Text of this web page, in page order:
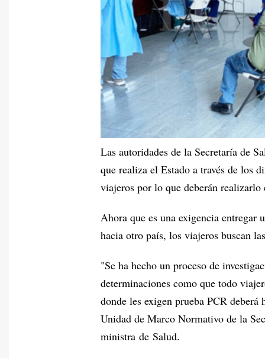
Las autoridades de la Secretaría de
que realiza el Estado a través de los
viajeros por lo que deberán
Ahora que es una exigencia entregar
hacia otro país, los viajeros buscan
"Se ha hecho un proceso de
determinaciones como que todo
donde les exigen prueba PCR
Unidad de Marco Normativo de la
ministra de Salud.